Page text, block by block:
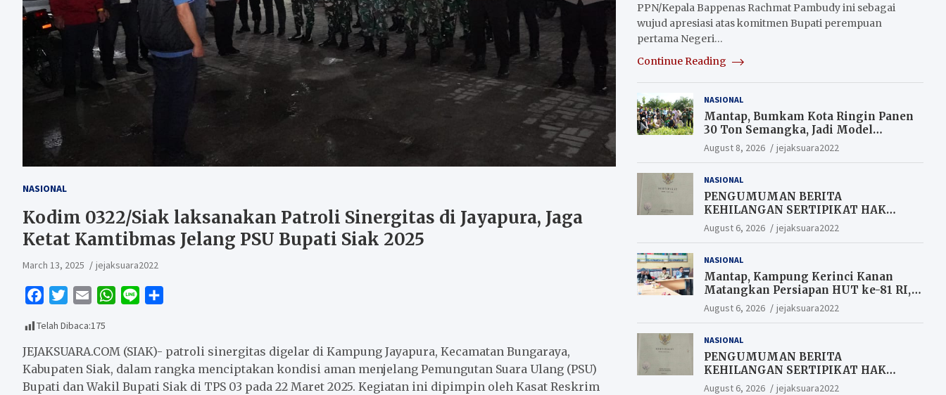
NASIONAL
Kodim 0322/Siak laksanakan Patroli Sinergitas di Jayapura, Jaga
Ketat Kamtibmas Jelang PSU Bupati Siak 2025
March 13, 2025 jejaksuara2022
c
e
b
o
i
t
t
e
a
i
l
W
t
s
A
e
r
e
Telah Dibaca:175
JEJAKSUARA.COM (SIAK)- patroli sinergitas digelar di Kampung Jayapura, Kecamatan Bungaraya,
Kabupaten Siak, dalam rangka menciptakan kondisi aman menjelang Pemungutan Suara Ulang (PSU)
Bupati dan Wakil Bupati Siak di TPS 03 pada 22 Maret 2025. Kegiatan ini dipimpin oleh Kasat Reskrim
PPN/Kepala Bappenas Rachmat Pambudy ini sebagai
wujud apresiasi atas komitmen Bupati perempuan
pertama Negeri…
Continue Reading
NASIONAL
Mantap, Bumkam Kota Ringin Panen
30 Ton Semangka, Jadi Model
Ketahanan Pangan Siak.
August 8, 2026 jejaksuara2022
NASIONAL
PENGUMUMAN BERITA
KEHILANGAN SERTIPIKAT HAK
MILIK (SHM).
August 6, 2026 jejaksuara2022
NASIONAL
Mantap, Kampung Kerinci Kanan
Matangkan Persiapan HUT ke-81 RI,
Warga yang ikut Upacara
Berkesempatan Raih Hadiah
August 6, 2026 jejaksuara2022
NASIONAL
PENGUMUMAN BERITA
KEHILANGAN SERTIPIKAT HAK
MILIK (SHM).
August 6, 2026 jejaksuara2022